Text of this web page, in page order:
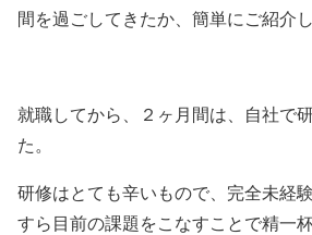
間を過ごしてきたか、簡単にご紹介
就職してから、２ヶ月間は、自社で
た。
研修はとても辛いもので、完全未経
すら目前の課題をこなすことで精一